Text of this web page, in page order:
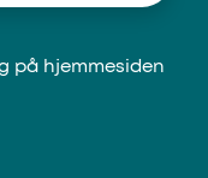
på hjemmesiden